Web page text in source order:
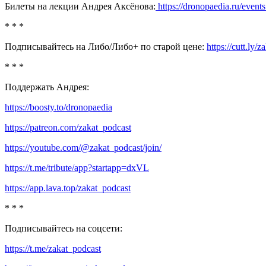
Билеты на лекции Андрея Аксёнова: https://dronopaedia.ru/
* * *
Подписывайтесь на Либо/Либо+ по старой цене: https://cutt.ly/
* * *
Поддержать Андрея:
https://boosty.to/dronopaedia
https://patreon.com/zakat_podcast
https://youtube.com/@zakat_podcast/join/
https://t.me/tribute/app?startapp=dxVL
https://app.lava.top/zakat_podcast
* * *
Подписывайтесь на соцсети:
https://t.me/zakat_podcast